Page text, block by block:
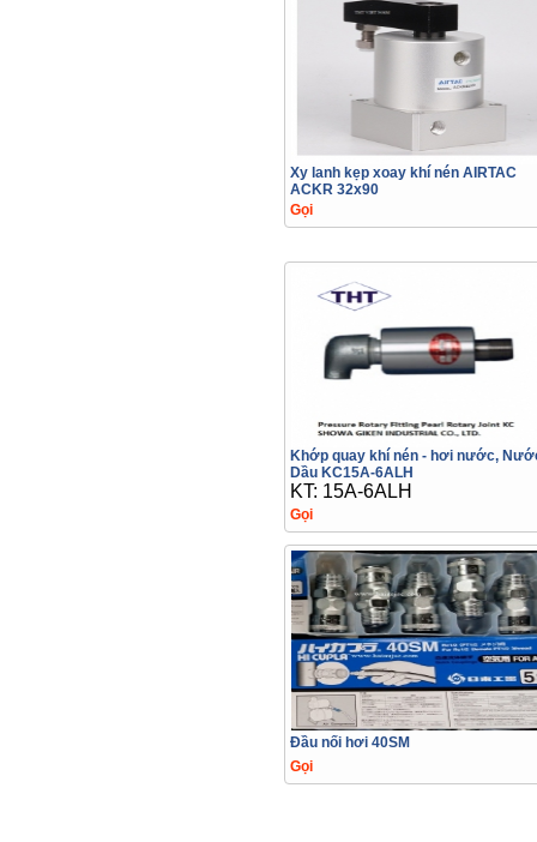
Xy lanh kẹp xoay khí nén AIRTAC
ACKR 32x90
Gọi
Khớp quay khí nén - hơi nước,
Dầu KC15A-6ALH
KT: 15A-6ALH
Gọi
Đầu nối hơi 40SM
Gọi